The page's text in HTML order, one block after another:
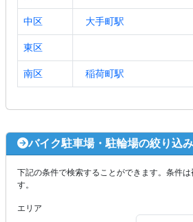
中区 大手町駅
東区
南区 稲荷町駅
バイク駐車場・駐輪場の絞り込み
下記の条件で検索することができます。条件
す。
エリア